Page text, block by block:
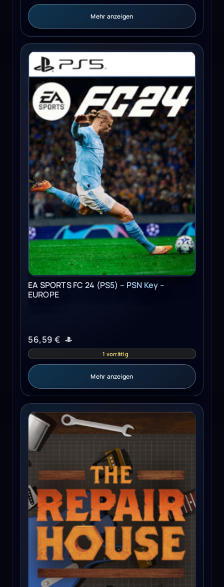
Mehr anzeigen
EA SPORTS FC 24 (PS5) - PSN Key - EUROPE
EA SPORTS FC 24 (PS5) – PSN Key –
EUROPE
56,59 €
1 vorrätig
Mehr anzeigen
The Repair House: Restoration Sim (PC) - Steam Key -